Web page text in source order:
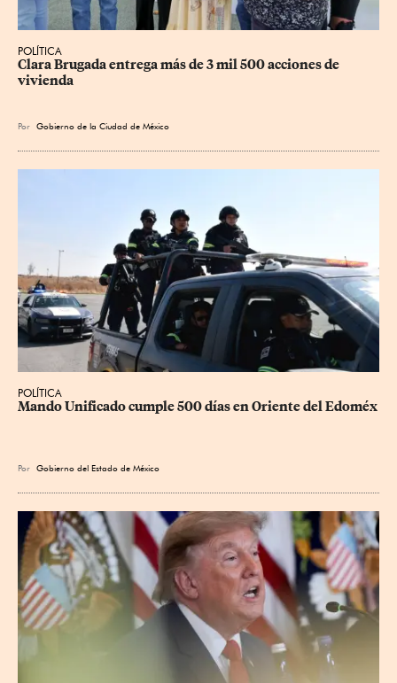
POLÍTICA
Clara Brugada entrega más de 3 mil 500 acciones de
vivienda
Por Gobierno de la Ciudad de México
POLÍTICA
Mando Unificado cumple 500 días en Oriente del Edoméx
Por Gobierno del Estado de México